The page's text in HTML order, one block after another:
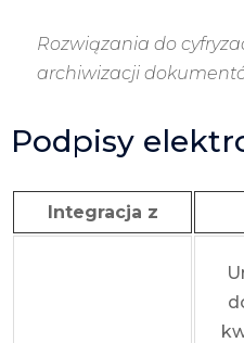
Rozwiązania do
archiwizacji
Podpisy
Integracja z